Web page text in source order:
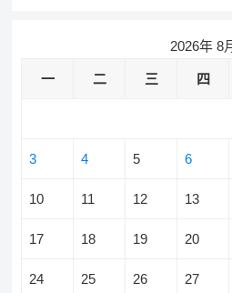
2026年 8
一 二 三 四
3 4 5 6
10 11 12 13
17 18 19 20
24 25 26 27